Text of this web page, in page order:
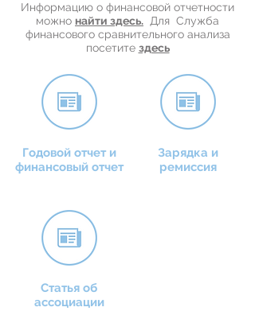
Информацию о финансовой отчетности
можно найти здесь. Для Служба
финансового сравнительного анализа
посетите здесь
Годовой отчет и
финансовый отчет
Зарядка и
ремиссия
Статья об
ассоциации